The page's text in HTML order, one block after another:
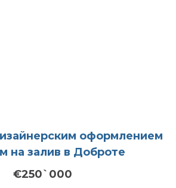
оформлением
на залив в Доброте
€250`000